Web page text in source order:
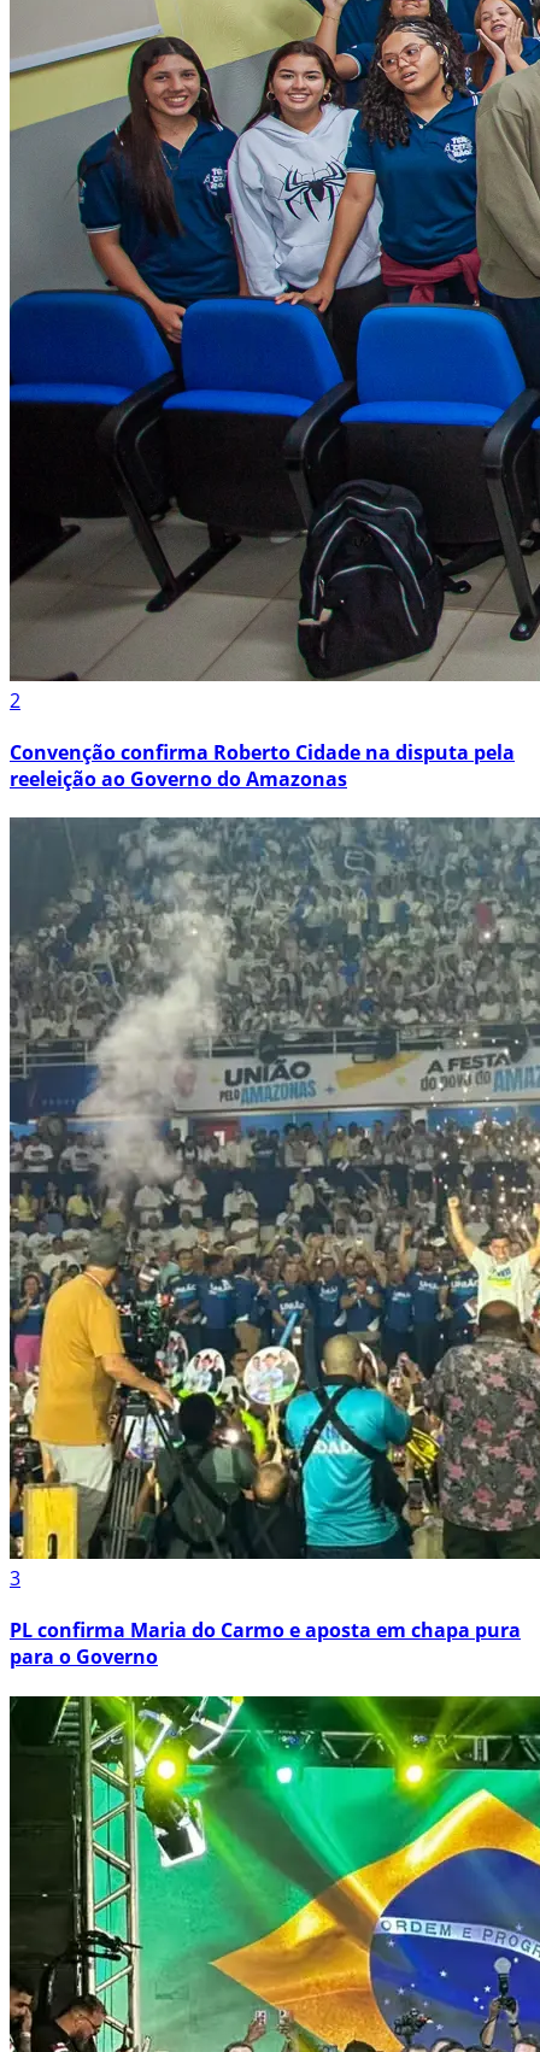
2
Convenção confirma Roberto Cidade na disputa pela
reeleição ao Governo do Amazonas
3
PL confirma Maria do Carmo e aposta em chapa pura
para o Governo